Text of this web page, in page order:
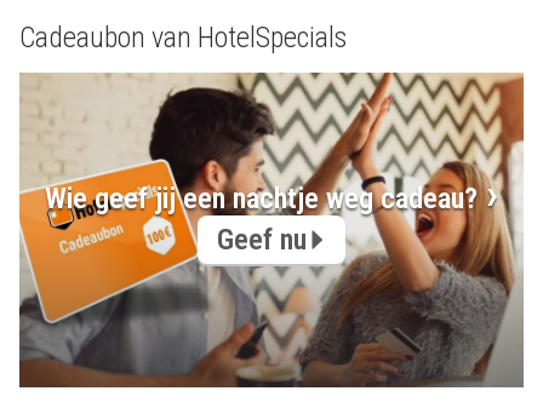
Cadeaubon van HotelSpecials
Wie geef jij een nachtje weg cadeau?
Geef nu